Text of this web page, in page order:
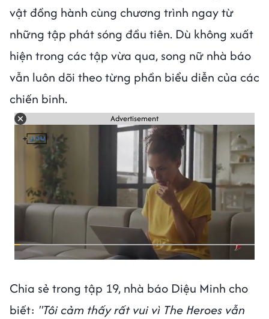
vật đồng hành cùng chương trình ngay từ
những tập phát sóng đầu tiên. Dù không xuất
hiện trong các tập vừa qua, song nữ nhà báo
vẫn luôn dõi theo từng phần biểu diễn của các
chiến binh.
Advertisement
Chia sẻ trong tập 19, nhà báo Diệu Minh cho
biết: "Tôi cảm thấy rất vui vì The Heroes vẫn